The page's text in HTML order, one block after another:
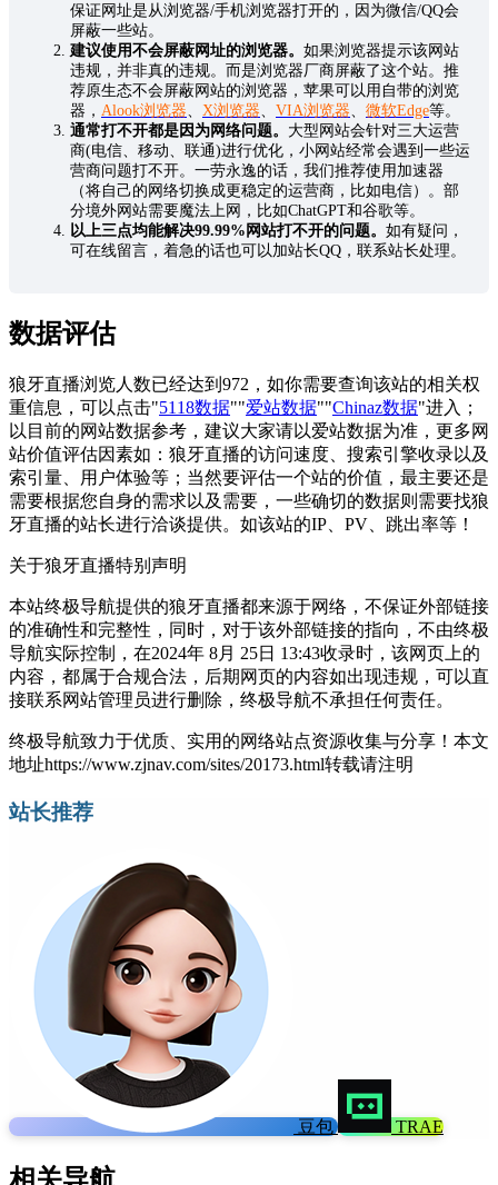
保证网址是从浏览器/手机浏览器打开的，因为微信/QQ会
屏蔽一些站。
建议使用不会屏蔽网址的浏览器。 如果浏览器提示该网站
违规，并非真的违规。而是浏览器厂商屏蔽了这个站。推
荐原生态不会屏蔽网站的浏览器，苹果可以用自带的浏览
器， Alook浏览器、 X浏览器、 VIA浏览器、 微软Edge等。
通常打不开都是因为网络问题。 大型网站会针对三大运营
商(电信、移动、联通)进行优化，小网站经常会遇到一些运
营商问题打不开。一劳永逸的话，我们推荐使用加速器
（将自己的网络切换成更稳定的运营商，比如电信）。部
分境外网站需要魔法上网，比如ChatGPT和谷歌等。
以上三点均能解决99.99%网站打不开的问题。 如有疑问，
可在线留言，着急的话也可以加站长QQ，联系站长处理。
数据评估
狼牙直播浏览人数已经达到972，如你需要查询该站的相关权
重信息，可以点击"5118数据""爱站数据""Chinaz数据"进入；
以目前的网站数据参考，建议大家请以爱站数据为准，更多网
站价值评估因素如：狼牙直播的访问速度、搜索引擎收录以及
索引量、用户体验等；当然要评估一个站的价值，最主要还是
需要根据您自身的需求以及需要，一些确切的数据则需要找狼
牙直播的站长进行洽谈提供。如该站的IP、PV、跳出率等！
关于狼牙直播特别声明
本站终极导航提供的狼牙直播都来源于网络，不保证外部链接
的准确性和完整性，同时，对于该外部链接的指向，不由终极
导航实际控制，在2024年 8月 25日 13:43收录时，该网页上的
内容，都属于合规合法，后期网页的内容如出现违规，可以直
接联系网站管理员进行删除，终极导航不承担任何责任。
终极导航致力于优质、实用的网络站点资源收集与分享！ 本文
地址https://www.zjnav.com/sites/20173.html转载请注明
站长推荐
豆包 TRAE
相关导航